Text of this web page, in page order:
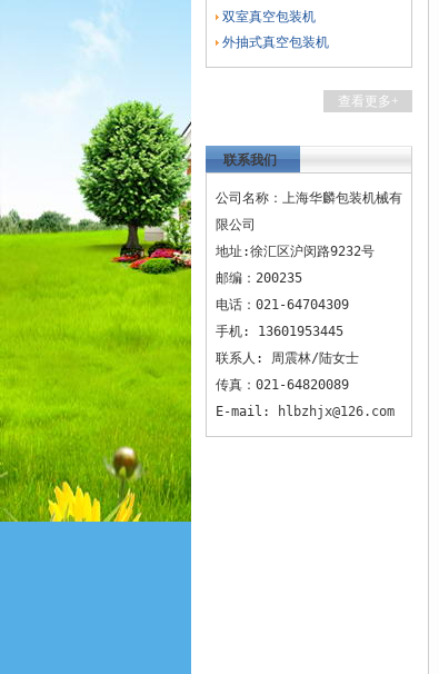
双室真空包装机
外抽式真空包装机
查看更多+
联系我们
公司名称：上海华麟包装机械有
限公司
地址:徐汇区沪闵路9232号
邮编：200235
电话：021-64704309
手机: 13601953445
联系人: 周震林/陆女士
传真：021-64820089
E-mail:
hlbzhjx@126.com